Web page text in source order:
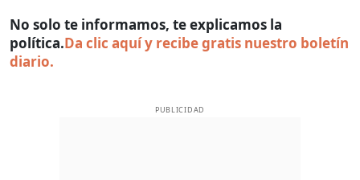
No solo te informamos, te explicamos la
política.Da clic aquí y recibe gratis nuestro boletín
diario.
PUBLICIDAD